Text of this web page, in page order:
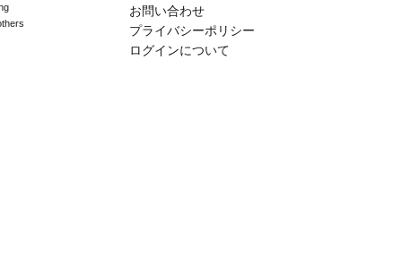
お問い合わせ
プライバシーポリシー
ログインについて